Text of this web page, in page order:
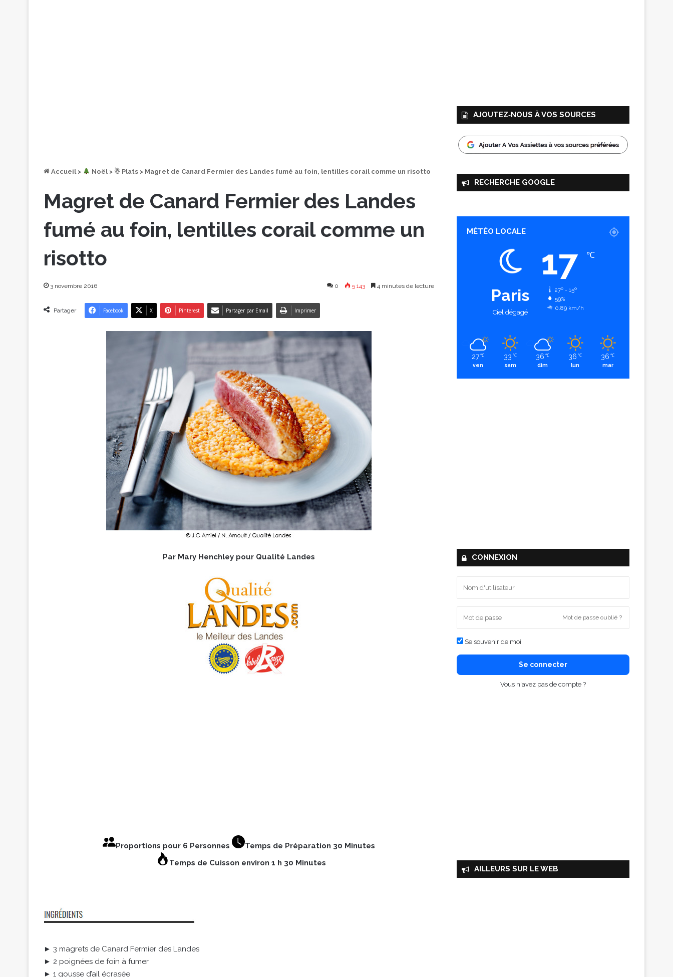
Accueil > ︎ Noël > ☃ Plats > Magret de Canard Fermier des Landes fumé au foin, lentilles corail comme un risotto
Magret de Canard Fermier des Landes
fumé au foin, lentilles corail comme un
risotto
3 novembre 2016 0 5 143 4 minutes de lecture
Partager Facebook X Pinterest Partager par Email Imprimer
Par Mary Henchley pour Qualité Landes
Proportions pour 6 Personnes
Temps de Préparation 30 Minutes
Temps de Cuisson environ 1 h 30 Minutes
► 3 magrets de Canard Fermier des Landes
► 2 poignées de foin à fumer
► 1 gousse d’ail écrasée
AJOUTEZ‑NOUS À VOS SOURCES
RECHERCHE GOOGLE
MÉTÉO LOCALE
Paris
Ciel dégagé
17 ℃
27º - 15º
59%
0.89 km/h
27 ℃
ven
33 ℃
sam
36 ℃
dim
36 ℃
lun
36 ℃
mar
CONNEXION
Mot de passe oublié ?
Se souvenir de moi
Se connecter
Vous n'avez pas de compte ?
AILLEURS SUR LE WEB